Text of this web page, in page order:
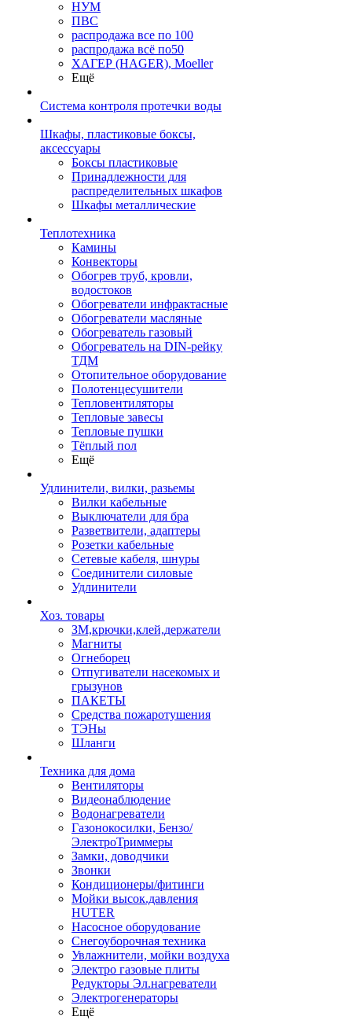
НУМ
ПВС
распродажа все по 100
распродажа всё по50
ХАГЕР (HAGER), Moeller
Ещё
Система контроля протечки воды
Шкафы, пластиковые боксы,
аксессуары
Боксы пластиковые
Принадлежности для
распределительных шкафов
Шкафы металлические
Теплотехника
Камины
Конвекторы
Обогрев труб, кровли,
водостоков
Обогреватели инфрактасные
Обогреватели масляные
Обогреватель газовый
Обогреватель на DIN-рейку
ТДМ
Отопительное оборудование
Полотенцесушители
Тепловентиляторы
Тепловые завесы
Тепловые пушки
Тёплый пол
Ещё
Удлинители, вилки, разьемы
Вилки кабельные
Выключатели для бра
Разветвители, адаптеры
Розетки кабельные
Сетевые кабеля, шнуры
Соединители силовые
Удлинители
Хоз. товары
ЗМ,крючки,клей,держатели
Магниты
Огнеборец
Отпугиватели насекомых и
грызунов
ПАКЕТЫ
Средства пожаротушения
ТЭНы
Шланги
Техника для дома
Вентиляторы
Видеонаблюдение
Водонагреватели
Газонокосилки, Бензо/
ЭлектроТриммеры
Замки, доводчики
Звонки
Кондиционеры/фитинги
Мойки высок.давления
HUTER
Насосное оборудование
Снегоуборочная техника
Увлажнители, мойки воздуха
Электро газовые плиты
Редукторы Эл.нагреватели
Электрогенераторы
Ещё